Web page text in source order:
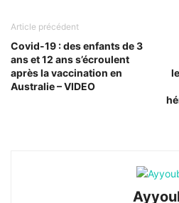
Article précédent
Covid-19 : des enfants de 3
ans et 12 ans s’écroulent
après la vaccination en
Australie – VIDEO